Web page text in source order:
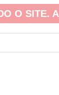
O SITE.